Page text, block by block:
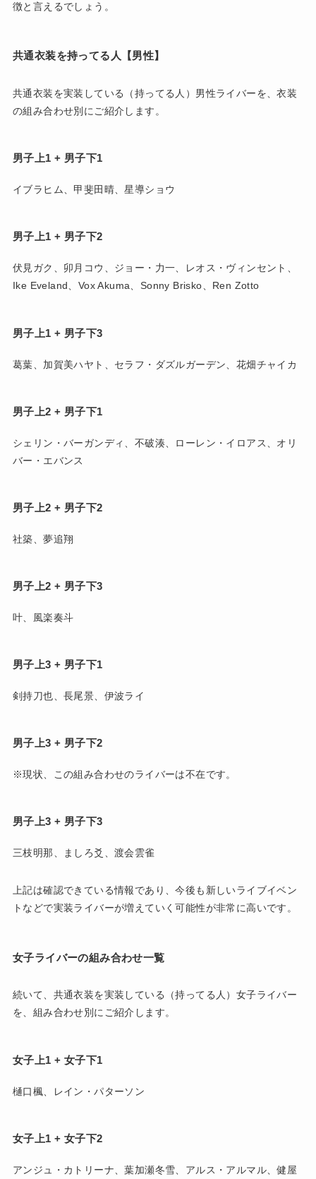
徴と言えるでしょう。
共通衣装を持ってる人【男性】
共通衣装を実装している（持ってる人）男性ライバーを、衣装
の組み合わせ別にご紹介します。
男子上1 + 男子下1
イブラヒム、甲斐田晴、星導ショウ
男子上1 + 男子下2
伏見ガク、卯月コウ、ジョー・力一、レオス・ヴィンセント、
Ike Eveland、Vox Akuma、Sonny Brisko、Ren Zotto
男子上1 + 男子下3
葛葉、加賀美ハヤト、セラフ・ダズルガーデン、花畑チャイカ
男子上2 + 男子下1
シェリン・バーガンディ、不破湊、ローレン・イロアス、オリ
バー・エバンス
男子上2 + 男子下2
社築、夢追翔
男子上2 + 男子下3
叶、風楽奏斗
男子上3 + 男子下1
剣持刀也、長尾景、伊波ライ
男子上3 + 男子下2
※現状、この組み合わせのライバーは不在です。
男子上3 + 男子下3
三枝明那、ましろ爻、渡会雲雀
上記は確認できている情報であり、今後も新しいライブイベン
トなどで実装ライバーが増えていく可能性が非常に高いです。
女子ライバーの組み合わせ一覧
続いて、共通衣装を実装している（持ってる人）女子ライバー
を、組み合わせ別にご紹介します。
女子上1 + 女子下1
樋口楓、レイン・パターソン
女子上1 + 女子下2
アンジュ・カトリーナ、葉加瀬冬雪、アルス・アルマル、健屋